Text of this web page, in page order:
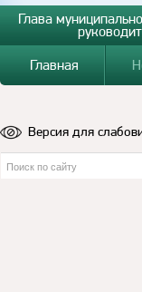
Глава
Главная
Версия для